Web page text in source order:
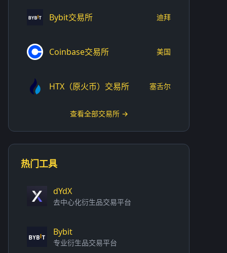
Bybit交易所 迪拜
Coinbase交易所 美国
HTX（原火币）交易所 塞舌尔
查看全部交易所 →
热门工具
dYdX
去中心化衍生品交易平台
Bybit
专业衍生品交易平台